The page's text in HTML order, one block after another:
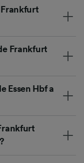
Frankfurt
Frankfurt
Essen Hbf a